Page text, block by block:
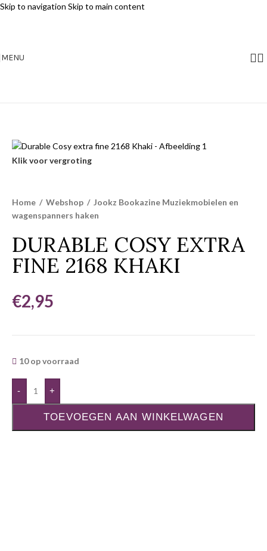
Skip to navigation Skip to main content
MENU
Klik voor vergroting
Home / Webshop / Jookz Bookazine Muziekmobielen en
wagenspanners haken
DURABLE COSY EXTRA
FINE 2168 KHAKI
€2,95
10 op voorraad
- +
TOEVOEGEN AAN WINKELWAGEN